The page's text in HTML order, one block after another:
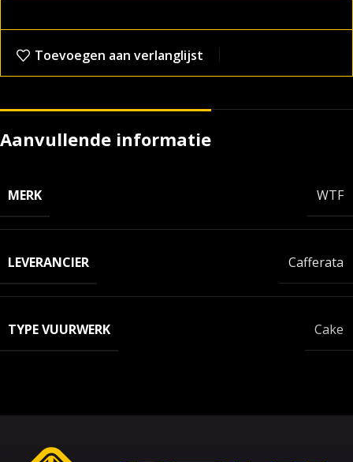
Toevoegen aan verlanglijst
Aanvullende informatie
MERK WTF
LEVERANCIER Cafferata
TYPE VUURWERK Cake